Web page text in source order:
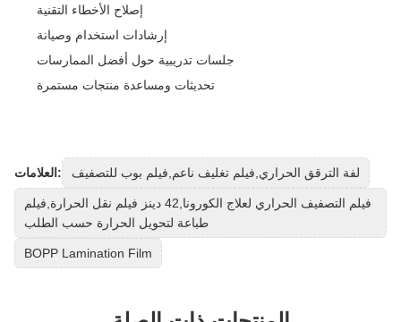
إصلاح الأخطاء التقنية
إرشادات استخدام وصيانة
جلسات تدريبية حول أفضل الممارسات
تحديثات ومساعدة منتجات مستمرة
العلامات: لفة الترقق الحراري,فيلم تغليف ناعم,فيلم بوب للتصفيف
فيلم التصفيف الحراري لعلاج الكورونا,42 دينز فيلم نقل الحرارة,فيلم
طباعة لتحويل الحرارة حسب الطلب
BOPP Lamination Film